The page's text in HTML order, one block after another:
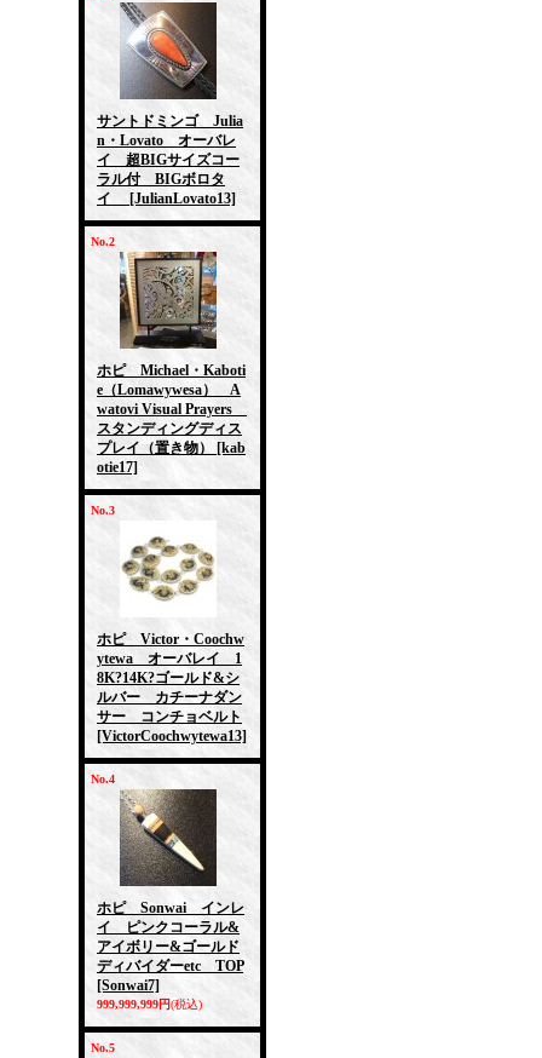
サントドミンゴ Julia
n・Lovato オーバレ
イ 超BIGサイズコー
ラル付 BIGボロタ
イ
[JulianLovato13]
No.2
ホピ Michael・Kaboti
e（Lomawywesa） A
watovi Visual Prayers
スタンディングディス
プレイ（置き物）
[kab
otie17]
No.3
ホピ Victor・Coochw
ytewa オーバレイ 1
8K?14K?ゴールド&シ
ルバー カチーナダン
サー コンチョベルト
[VictorCoochwytewa13]
No.4
ホピ Sonwai インレ
イ ピンクコーラル&
アイボリー&ゴールド
ディバイダーetc TOP
[Sonwai7]
999,999,999円(税込)
No.5